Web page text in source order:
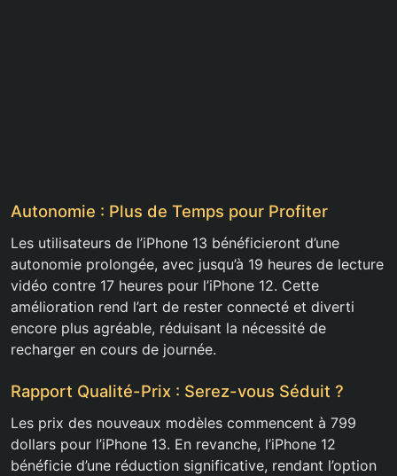
Autonomie : Plus de Temps pour Profiter
Les utilisateurs de l’iPhone 13 bénéficieront d’une
autonomie prolongée, avec jusqu’à 19 heures de lecture
vidéo contre 17 heures pour l’iPhone 12. Cette
amélioration rend l’art de rester connecté et diverti
encore plus agréable, réduisant la nécessité de
recharger en cours de journée.
Rapport Qualité-Prix : Serez-vous Séduit ?
Les prix des nouveaux modèles commencent à 799
dollars pour l’iPhone 13. En revanche, l’iPhone 12
bénéficie d’une réduction significative, rendant l’option